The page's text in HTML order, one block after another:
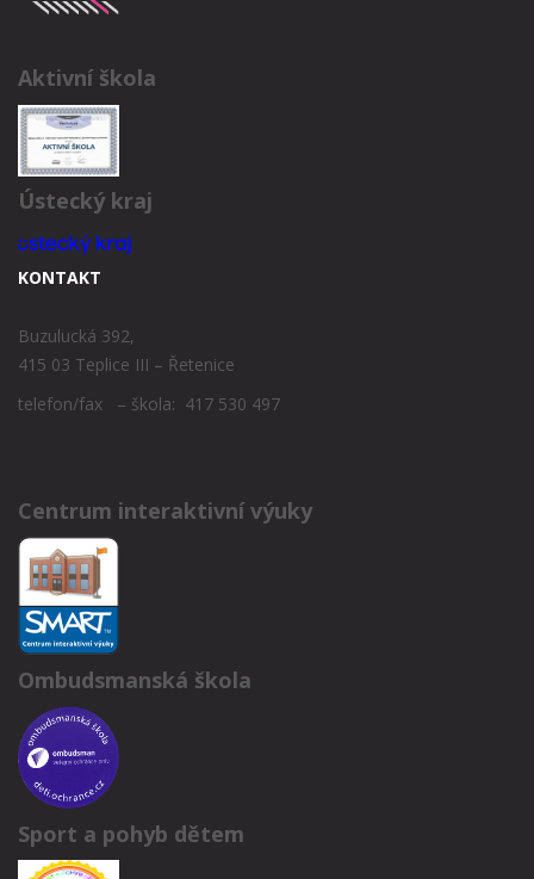
Aktivní škola
Ústecký kraj
KONTAKT
Buzulucká 392,
415 03 Teplice III – Řetenice
telefon/fax – škola: 417 530 497
Centrum interaktivní výuky
Ombudsmanská škola
Sport a pohyb dětem